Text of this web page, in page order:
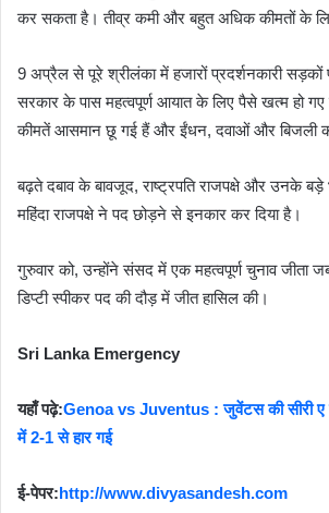
कर सकता है। तीव्र कमी और बहुत अधिक कीमतों के
9 अप्रैल से पूरे श्रीलंका में हजारों प्रदर्शनकारी सड़कों
सरकार के पास महत्वपूर्ण आयात के लिए पैसे खत्म हो
कीमतें आसमान छू गई हैं और ईंधन, दवाओं और बिजली की
बढ़ते दबाव के बावजूद, राष्ट्रपति राजपक्षे और उनके बड़े
महिंदा राजपक्षे ने पद छोड़ने से इनकार कर दिया है।
गुरुवार को, उन्होंने संसद में एक महत्वपूर्ण चुनाव जीता
डिप्टी स्पीकर पद की दौड़ में जीत हासिल की।
Sri Lanka Emergency
यहाँ पढ़े:Genoa vs Juventus : जुवेंटस की सीरी ए
में 2-1 से हार गई
ई-पेपर:http://www.divyasandesh.com